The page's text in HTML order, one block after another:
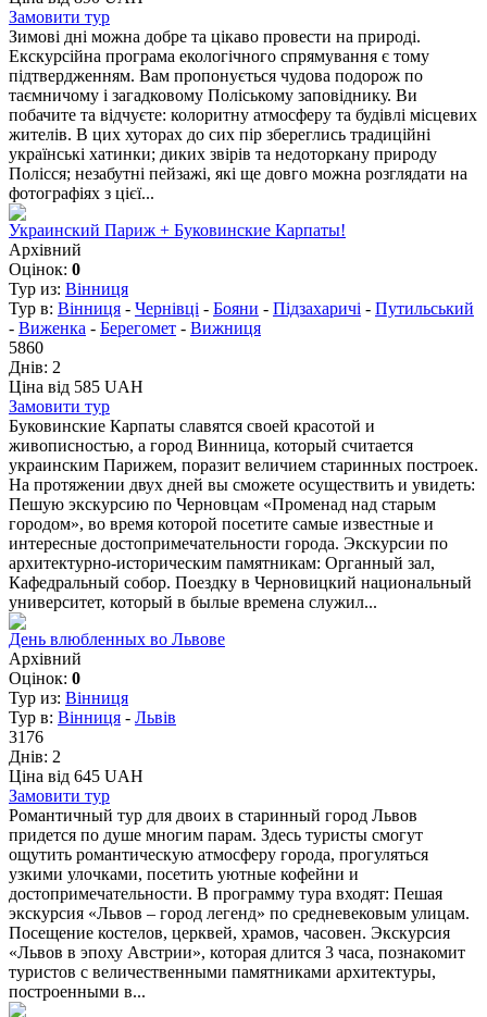
Замовити тур
Зимові дні можна добре та цікаво провести на природі.
Екскурсійна програма екологічного спрямування є тому
підтвердженням. Вам пропонується чудова подорож по
таємничому і загадковому Поліському заповіднику. Ви
побачите та відчуєте: колоритну атмосферу та будівлі місцевих
жителів. В цих хуторах до сих пір збереглись традиційні
українські хатинки; диких звірів та недоторкану природу
Полісся; незабутні пейзажі, які ще довго можна розглядати на
фотографіях з цієї...
Украинский Париж + Буковинские Карпаты!
Архівний
Оцінок: 0
Тур из: Вінниця
Тур в: Вінниця - Чернівці - Бояни - Підзахаричі - Путильський
- Виженка - Берегомет - Вижниця
5860
Днів: 2
Ціна від 585 UAH
Замовити тур
Буковинские Карпаты славятся своей красотой и
живописностью, а город Винница, который считается
украинским Парижем, поразит величием старинных построек.
На протяжении двух дней вы сможете осуществить и увидеть:
Пешую экскурсию по Черновцам «Променад над старым
городом», во время которой посетите самые известные и
интересные достопримечательности города. Экскурсии по
архитектурно-историческим памятникам: Органный зал,
Кафедральный собор. Поездку в Черновицкий национальный
университет, который в былые времена служил...
День влюбленных во Львове
Архівний
Оцінок: 0
Тур из: Вінниця
Тур в: Вінниця - Львів
3176
Днів: 2
Ціна від 645 UAH
Замовити тур
Романтичный тур для двоих в старинный город Львов
придется по душе многим парам. Здесь туристы смогут
ощутить романтическую атмосферу города, прогуляться
узкими улочками, посетить уютные кофейни и
достопримечательности. В программу тура входят: Пешая
экскурсия «Львов – город легенд» по средневековым улицам.
Посещение костелов, церквей, храмов, часовен. Экскурсия
«Львов в эпоху Австрии», которая длится 3 часа, познакомит
туристов с величественными памятниками архитектуры,
построенными в...